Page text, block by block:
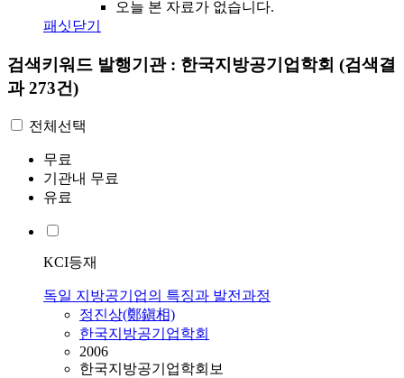
오늘 본 자료가 없습니다.
패싯닫기
검색키워드 발행기관 : 한국지방공기업학회 (검색결
과 273건)
전체선택
무료
기관내 무료
유료
KCI등재
독일 지방공기업의 특징과 발전과정
정진상(鄭鎭相)
한국지방공기업학회
2006
한국지방공기업학회보